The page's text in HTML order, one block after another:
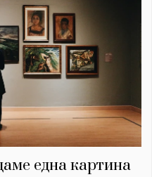
една картина